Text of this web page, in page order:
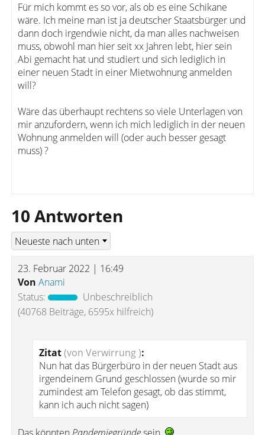
Für mich kommt es so vor, als ob es eine Schikane
wäre. Ich meine man ist ja deutscher Staatsbürger und
dann doch irgendwie nicht, da man alles nachweisen
muss, obwohl man hier seit xx Jahren lebt, hier sein
Abi gemacht hat und studiert und sich lediglich in
einer neuen Stadt in einer Mietwohnung anmelden
will?
Wäre das überhaupt rechtens so viele Unterlagen von
mir anzufordern, wenn ich mich lediglich in der neuen
Wohnung anmelden will (oder auch besser gesagt
muss) ?
10 Antworten
23. Februar 2022 | 16:49
Von Anami
Status:
Unbeschreiblich
(40768 Beiträge, 6595x hilfreich)
Zitat(von Verwirrung ):
Nun hat das Bürgerbüro in der neuen Stadt aus
irgendeinem Grund geschlossen (wurde so mir
zumindest am Telefon gesagt, ob das stimmt,
kann ich auch nicht sagen)
Pandemiegründe